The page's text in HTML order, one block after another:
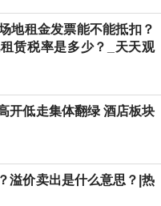
地租金发票能不能抵扣？
赁税率是多少？_天天观
开低走集体翻绿 酒店板块
溢价卖出是什么意思？|热